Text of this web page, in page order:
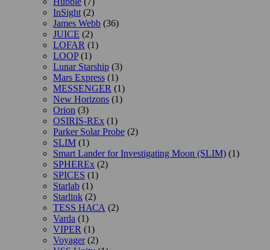
InSight (2)
James Webb (36)
JUICE (2)
LOFAR (1)
LOOP(1)
Lunar Starship (3)
Mars Express (1)
MESSENGER (1)
New Horizons (1)
Orion (3)
OSIRIS-REx (1)
Parker Solar Probe (2)
SLIM (1)
Smart Lander for Investigating Moon (SLIM) (1)
SPHEREx (2)
SPICES (1)
Starlab (1)
Starlink (2)
TESS НАСА (2)
Varda (1)
VIPER (1)
Voyager(2)